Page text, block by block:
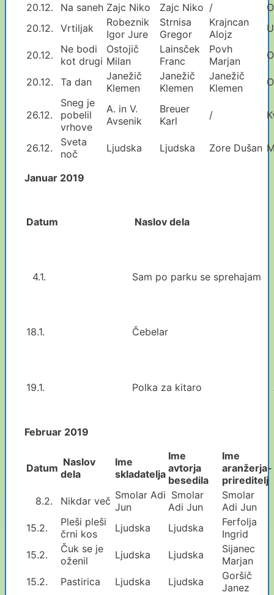
20.12.
Na saneh Zajc Niko Zajc Niko /
20.12.
Vrtiljak
Robeznik
Igor Jure
Strnisa
Gregor
Krajncan
Alojz
20.12.
Ne bodi
kot drugi
Ostojič
Milan
Lainsček
Franc
Povh
Marjan
20.12. Ta dan
Janežič
Klemen
Janežič
Klemen
Janežič
Klemen
26.12.
Sneg je
pobelil
vrhove
A. in V.
Avsenik
Breuer
Karl
/
26.12.
Sveta
noč
Ljudska Ljudska Zore Dušan
Januar 2019
Datum Naslov dela
4.1. Sam po parku se sprehajam
18.1. Čebelar
19.1. Polka za kitaro
Februar 2019
Datum Naslov
dela
Ime
skladatelja
Ime
avtorja
besedila
Ime
aranžerja-
prireditelj
8.2.
Nikdar več Smolar Adi
Jun
Smolar
Adi Jun
Smolar
Adi Jun
15.2.
Pleši pleši
črni kos
Ljudska Ljudska
Ferfolja
Ingrid
15.2.
Čuk se je
oženil
Ljudska Ljudska
Sijanec
Marjan
15.2.
Pastirica Ljudska Ljudska
Goršič
Janez